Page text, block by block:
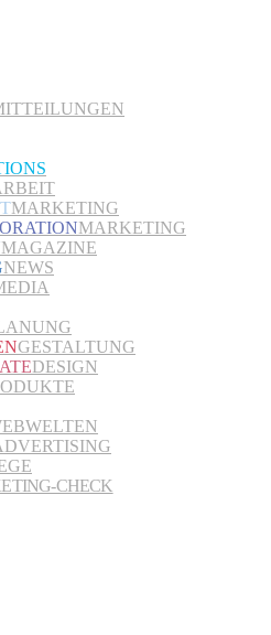
MARKETING
MARKETING
MAGAZINE
NEWS
GESTALTUNG
DESIGN
CHECK